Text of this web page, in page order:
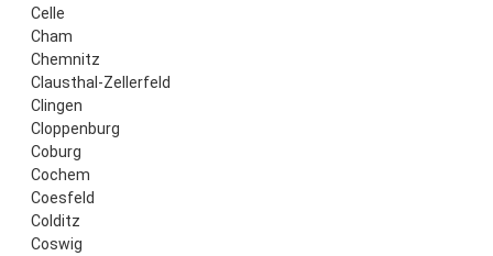
Celle
Cham
Chemnitz
Clausthal-Zellerfeld
Clingen
Cloppenburg
Coburg
Cochem
Coesfeld
Colditz
Coswig